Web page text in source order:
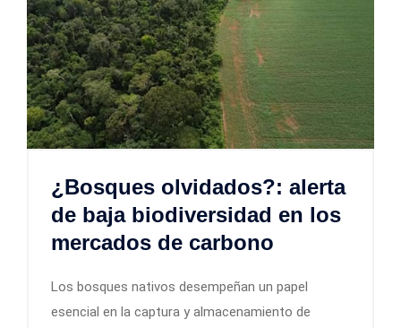
¿Bosques olvidados?: alerta
de baja biodiversidad en los
mercados de carbono
Los bosques nativos desempeñan un papel
esencial en la captura y almacenamiento de